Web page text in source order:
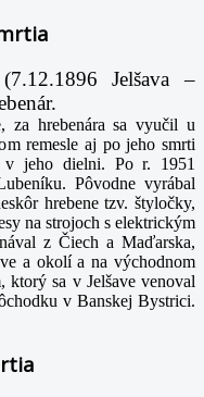
Jelšava –
za hrebenára sa vyučil u
remesle aj po jeho smrti
v jeho dielni. Po r. 1951
Pôvodne vyrábal
hrebene tzv. štyločky,
na strojoch s elektrickým
z Čiech a Maďarska,
a okolí a na východnom
ktorý sa v Jelšave venoval
v Banskej Bystrici.